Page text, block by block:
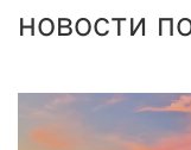
новости